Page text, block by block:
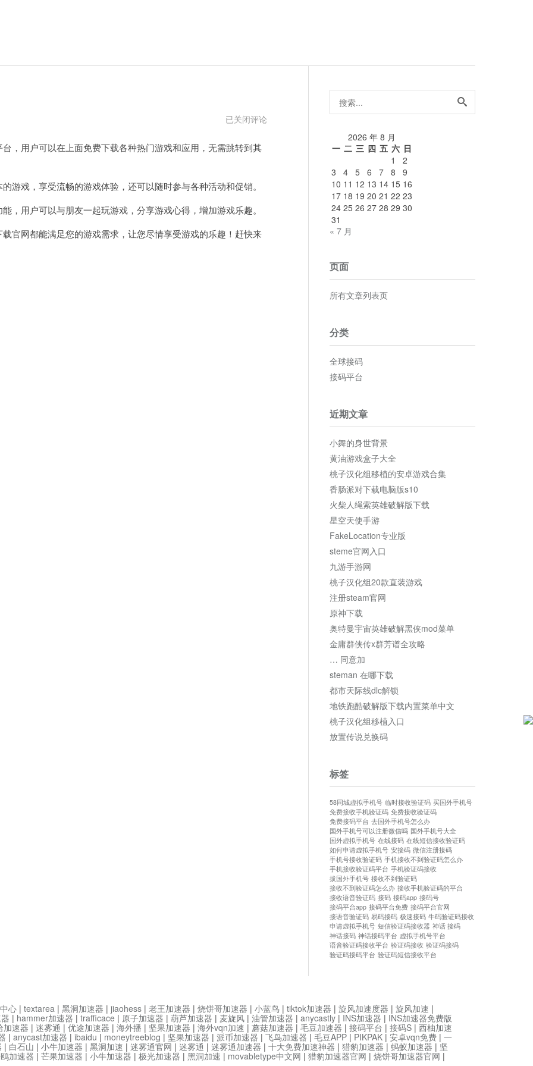
steam
入
已关闭评论
用户可以在上面免费下载各种热门游戏和应用，无需跳转到其
戏，享受流畅的游戏体验，还可以随时参与各种活动和促销。
用户可以与朋友一起玩游戏，分享游戏心得，增加游戏乐趣。
网都能满足您的游戏需求，让您尽情享受游戏的乐趣！赶快来
搜
索...
2026 年 8 月
一 二 三 四 五 六 日
1
2
3
4 5 6 7 8
9
10 11 12 13 14 15 16
17 18 19 20 21 22 23
24 25 26 27 28 29 30
31
« 7 月
页面
所有文章列表页
分类
全球接码
接码平台
近期文章
小舞的身世背景
黄油游戏盒子大全
桃子汉化组移植的安卓游戏合集
香肠派对下载电脑版s10
火柴人绳索英雄破解版下载
星空天使手游
FakeLocation专业版
steme官网入口
九游手游网
桃子汉化组20款直装游戏
注册steam官网
原神下载
奥特曼宇宙英雄破解黑侠mod菜单
金庸群侠传x群芳谱全攻略
… 同意加
steman 在哪下载
都市天际线dlc解锁
地铁跑酷破解版下载内置菜单中文
桃子汉化组移植入口
放置传说兑换码
标签
58同城虚拟手机号 临时接收验证码 买国外手机号
免费接收手机验证码 免费接收验证码
免费接码平台 去国外手机号怎么办
国外手机号可以注册微信吗 国外手机号大全
国外虚拟手机号 在线接码 在线短信接收验证码
如何申请虚拟手机号 安接码 微信注册接码
手机号接收验证码 手机接收不到验证码怎么办
手机接收验证码平台 手机验证码接收
拔国外手机号 接收不到验证码
接收不到验证码怎么办 接收手机验证码的平台
接收语音验证码 接码 接码app 接码号
接码平台app 接码平台免费 接码平台官网
接语音验证码 易码接码 极速接码 牛码验证码接收
申请虚拟手机号 短信验证码接收器 神话 接码
神话接码 神话接码平台 虚拟手机号平台
语音验证码接收平台 验证码接收 验证码接码
验证码接码平台 验证码短信接收平台
心 | textarea | 黑洞加速器 | jiaohess | 老王加速器 | 烧饼哥加速器 | 小蓝鸟 | tiktok加速器 | 旋风加速度器 | 旋风加速 |
| hammer加速器 | trafficace | 原子加速器 | 葫芦加速器 | 麦旋风 | 油管加速器 | anycastly | INS加速器 | INS加速器免费版
加速器 | 迷雾通 | 优途加速器 | 海外播 | 坚果加速器 | 海外vqn加速 | 蘑菇加速器 | 毛豆加速器 | 接码平台 | 接码S | 西柚加速
| anycast加速器 | ibaidu | moneytreeblog | 坚果加速器 | 派币加速器 | 飞鸟加速器 | 毛豆APP | PIKPAK | 安卓vqn免费 | 一
| 白石山 | 小牛加速器 | 黑洞加速 | 迷雾通官网 | 迷雾通 | 迷雾通加速器 | 十大免费加速神器 | 猎豹加速器 | 蚂蚁加速器 | 坚
加速器 | 芒果加速器 | 小牛加速器 | 极光加速器 | 黑洞加速 | movabletype中文网 | 猎豹加速器官网 | 烧饼哥加速器官网 |